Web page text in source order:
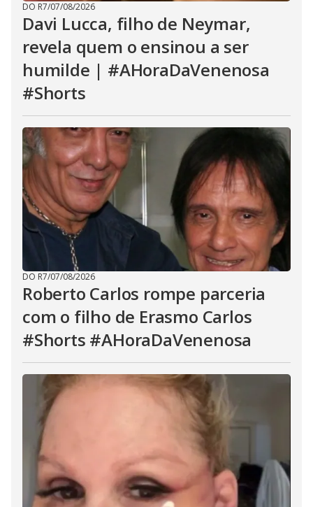
DO R7/07/08/2026
Davi Lucca, filho de Neymar,
revela quem o ensinou a ser
humilde | #AHoraDaVenenosa
#Shorts
DO R7/07/08/2026
Roberto Carlos rompe parceria
com o filho de Erasmo Carlos
#Shorts #AHoraDaVenenosa